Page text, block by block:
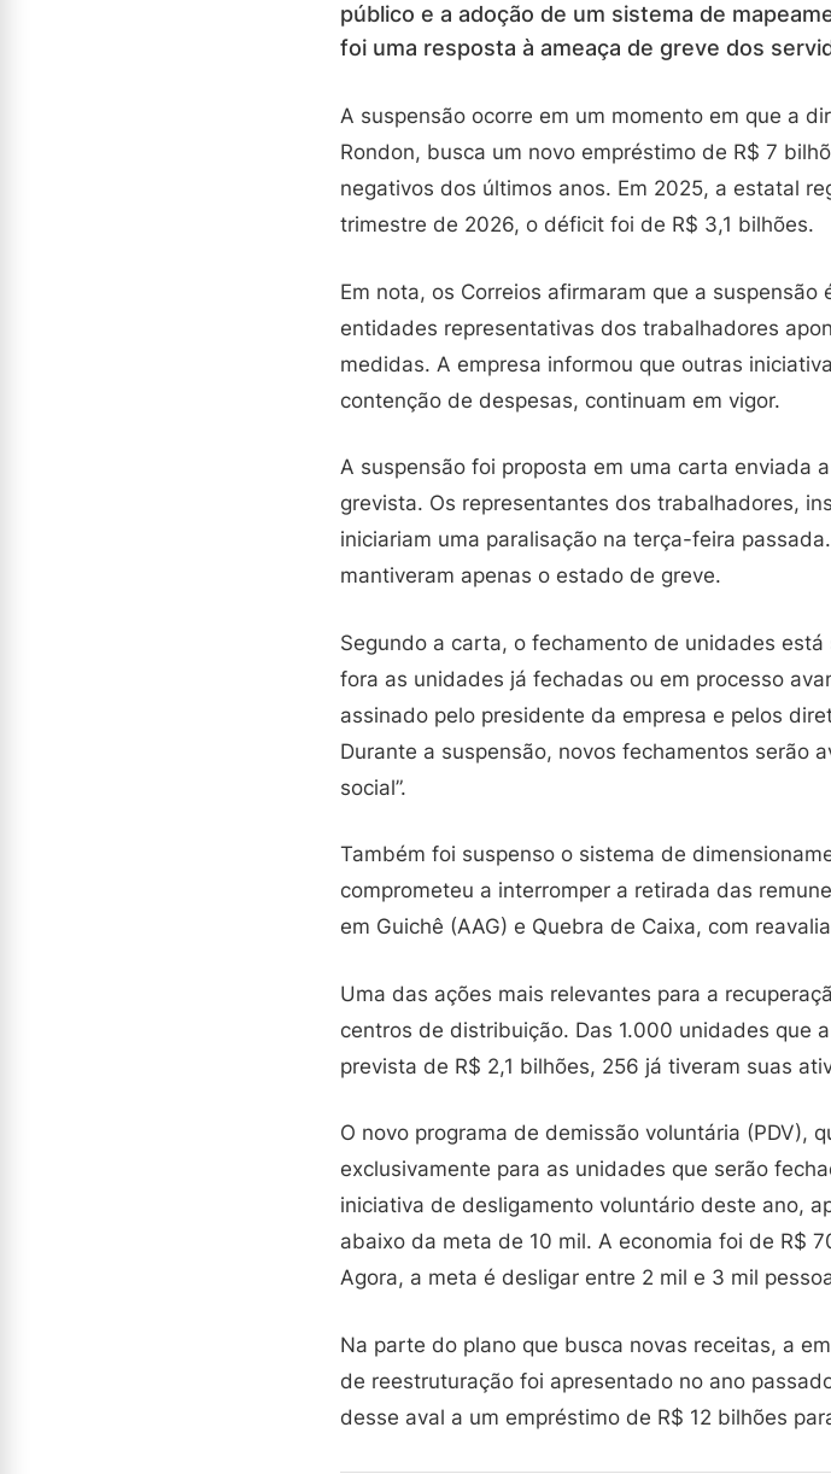
público e a adoção de um sistema de
foi uma resposta à ameaça de greve dos
A suspensão ocorre em um momento em que a
Rondon, busca um novo empréstimo de R$ 7
negativos dos últimos anos. Em 2025, a estatal
trimestre de 2026, o déficit foi de R$ 3,1 bilhões.
Em nota, os Correios afirmaram que a
entidades representativas dos trabalhadores
medidas. A empresa informou que outras
contenção de despesas, continuam em vigor.
A suspensão foi proposta em uma carta enviada
grevista. Os representantes dos trabalhadores,
iniciariam uma paralisação na terça-feira
mantiveram apenas o estado de greve.
Segundo a carta, o fechamento de unidades
fora as unidades já fechadas ou em processo
assinado pelo presidente da empresa e pelos
Durante a suspensão, novos fechamentos serão
social”.
Também foi suspenso o sistema de
comprometeu a interromper a retirada das
em Guichê (AAG) e Quebra de Caixa, com
Uma das ações mais relevantes para a
centros de distribuição. Das 1.000 unidades que
prevista de R$ 2,1 bilhões, 256 já tiveram suas
O novo programa de demissão voluntária (PDV),
exclusivamente para as unidades que serão
iniciativa de desligamento voluntário deste ano,
abaixo da meta de 10 mil. A economia foi de R$
Agora, a meta é desligar entre 2 mil e 3 mil
Na parte do plano que busca novas receitas, a
de reestruturação foi apresentado no ano
desse aval a um empréstimo de R$ 12 bilhões